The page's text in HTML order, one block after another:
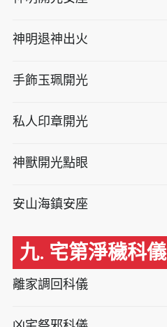
神明退神出火
手飾玉珮開光
私人印章開光
神獸開光點眼
安山海鎮安座
九. 宅第淨穢科儀
離家調回科儀